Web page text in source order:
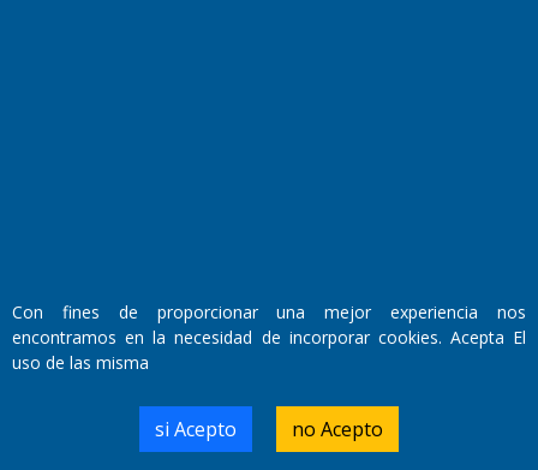
Fundado por elDoctor Antonio Nemesio
Primera edición: Domingo 3 de Mayo de 1992
Miembro de ADIRA,ADEPA y CPPAL
Con fines de proporcionar una mejor experiencia nos
encontramos en la necesidad de incorporar cookies. Acepta El
uso de las misma
si Acepto no Acepto